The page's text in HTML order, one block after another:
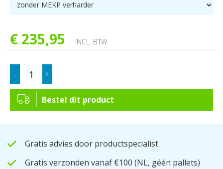
€ 235,95 INCL. BTW
- +
Bestel dit product
Gratis advies door productspecialist
Gratis verzonden vanaf €100 (NL, géén pallets)